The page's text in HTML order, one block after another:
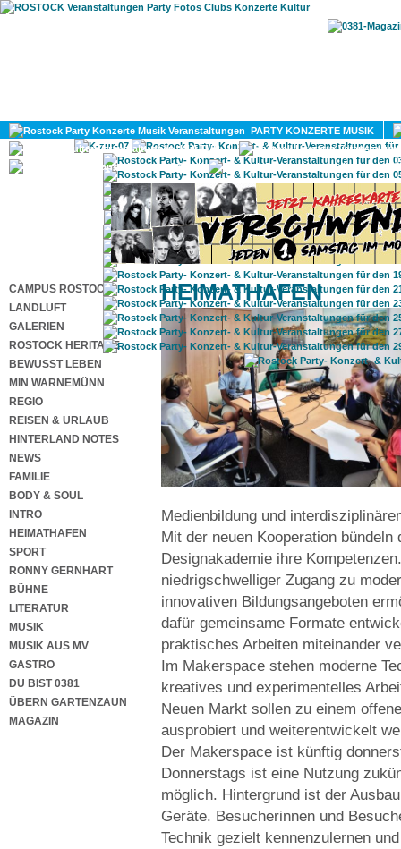
PARTY KONZERTE MUSIK
KULTUR
GAY
CAMPUS ROSTOCK
LANDLUFT
GALERIEN
ROSTOCK HERITAGE
BEWUSST LEBEN
MIN WARNEMÜNN
REGIO
REISEN & URLAUB
HINTERLAND NOTES
NEWS
FAMILIE
BODY & SOUL
INTRO
HEIMATHAFEN
SPORT
RONNY GERNHART
BÜHNE
LITERATUR
MUSIK
MUSIK AUS MV
GASTRO
DU BIST 0381
ÜBERN GARTENZAUN
MAGAZIN
HEIMATHAFEN
Medienbildung und
Mit der neuen Kooperation
Designakademie ihre
niedrigschwelliger Zugang zu
innovativen Bildungsangeboten
dafür gemeinsame Formate
praktisches Arbeiten miteinander
Im Makerspace stehen moderne
kreatives und experimentelles
Neuen Markt sollen zu einem
ausprobiert und weiterentwickelt
Der Makerspace ist künftig
Donnerstags ist eine Nutzung
möglich. Hintergrund ist der
Geräte. Besucherinnen und
Technik gezielt kennenzulernen